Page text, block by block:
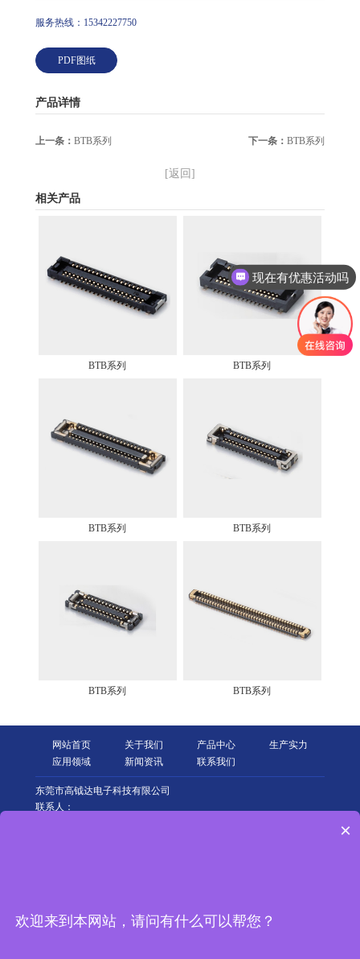
服务热线：15342227750
PDF图纸
产品详情
上一条： BTB系列 下一条： BTB系列
[返回]
相关产品
BTB系列 BTB系列
BTB系列 BTB系列
BTB系列 BTB系列
网站首页 关于我们 产品中心
生产实力
应用领域
新闻资讯 联系我们
东莞市高钺达电子科技有限公司
联系人：
邮箱：ad13570841301@163.com
现在有优惠活动吗
×
欢迎来到本网站，请问有什么可以帮您？